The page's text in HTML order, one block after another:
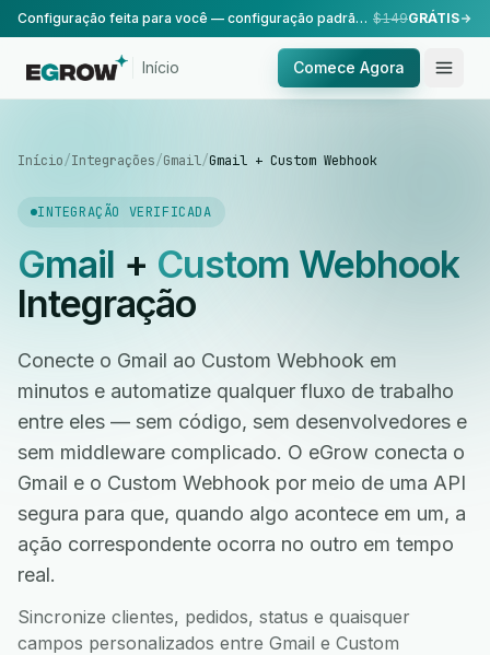
Configuração feita para você — configuração padrão, realizada pela nossa equipe. $149GRÁTIS
Início Comece Agora
Início/Integrações/Gmail/Gmail + Custom Webhook
INTEGRAÇÃO VERIFICADA
Gmail + Custom Webhook
Integração
Conecte o Gmail ao Custom Webhook em
minutos e automatize qualquer fluxo de trabalho
entre eles — sem código, sem desenvolvedores e
sem middleware complicado. O eGrow conecta o
Gmail e o Custom Webhook por meio de uma API
segura para que, quando algo acontece em um, a
ação correspondente ocorra no outro em tempo
real.
Sincronize clientes, pedidos, status e quaisquer
campos personalizados entre Gmail e Custom